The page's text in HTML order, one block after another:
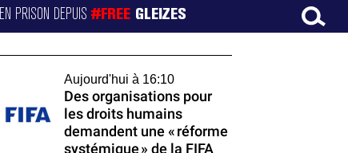
EN PRISON DEPUIS#FREE GLEIZES
Aujourd'hui à 16:10
Des organisations pour
les droits humains
demandent une « réforme
systémique » de la FIFA